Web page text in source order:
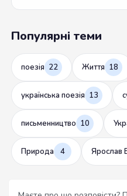
Популярні теми
поезія 22 Життя 18
українська поезія 13
письменництво 10
Природа 4 Ярослав